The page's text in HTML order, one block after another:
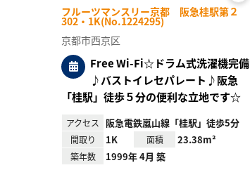
フルーツマンスリー京都 阪急桂駅第２
302・1K(No.1224295)
お気
に入
京都市西京区
Free Wi-Fi☆ドラム式洗濯機完備
♪バストイレセパレート♪阪急
「桂駅」徒歩５分の便利な立地です☆
アクセス 阪急電鉄嵐山線「桂駅」徒歩5分
間取り 1K 面積 23.38m²
築年数 1999年 4月 築